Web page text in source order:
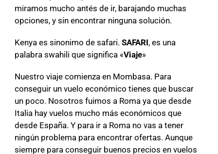
miramos mucho antés de ir, barajando muchas
opciones, y sin encontrar ninguna solución.
Kenya es sinonimo de safari. SAFARI, es una
palabra swahili que significa «Viaje»
Nuestro viaje comienza en Mombasa. Para
conseguir un vuelo económico tienes que buscar
un poco. Nosotros fuimos a Roma ya que desde
Italia hay vuelos mucho más económicos que
desde España. Y para ir a Roma no vas a tener
ningún problema para encontrar ofertas. Aunque
siempre para conseguir buenos precios en vuelos